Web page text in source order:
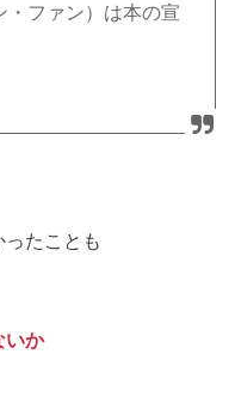
・ファン）は本の宣
たことも
いか